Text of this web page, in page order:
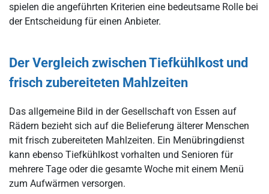
spielen die angeführten Kriterien eine bedeutsame Rolle bei
der Entscheidung für einen Anbieter.
Der Vergleich zwischen Tiefkühlkost und
frisch zubereiteten Mahlzeiten
Das allgemeine Bild in der Gesellschaft von Essen auf
Rädern bezieht sich auf die Belieferung älterer Menschen
mit frisch zubereiteten Mahlzeiten. Ein Menübringdienst
kann ebenso Tiefkühlkost vorhalten und Senioren für
mehrere Tage oder die gesamte Woche mit einem Menü
zum Aufwärmen versorgen.